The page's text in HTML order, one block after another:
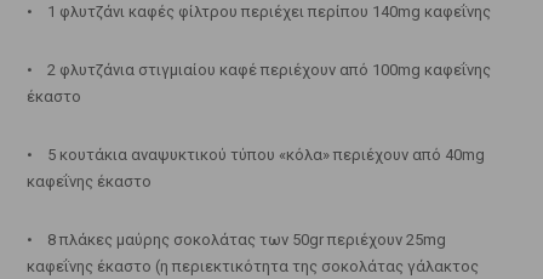
• 1 φλυτζάνι καφές φίλτρου περιέχει περίπου 140mg καφεΐνης
• 2 φλυτζάνια στιγμιαίου καφέ περιέχουν από 100mg καφεΐνης
έκαστο
• 5 κουτάκια αναψυκτικού τύπου «κόλα» περιέχουν από 40mg
καφεΐνης έκαστο
• 8 πλάκες μαύρης σοκολάτας των 50gr περιέχουν 25mg
καφεΐνης έκαστο (η περιεκτικότητα της σοκολάτας γάλακτος